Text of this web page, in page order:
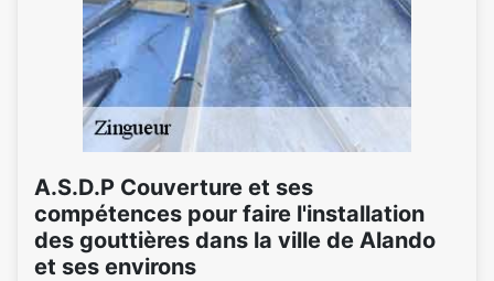
A.S.D.P Couverture et ses
compétences pour faire l'installation
des gouttières dans la ville de Alando
et ses environs